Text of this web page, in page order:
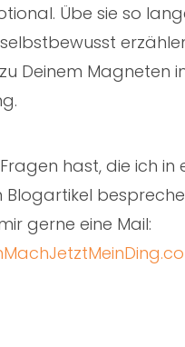
Übe sie so
Deinem Magneten
hast, die ich in
Blogartikel
gerne eine Mail: